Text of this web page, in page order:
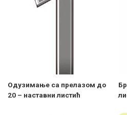
Одузимање са прелазом до
20 – наставни листић